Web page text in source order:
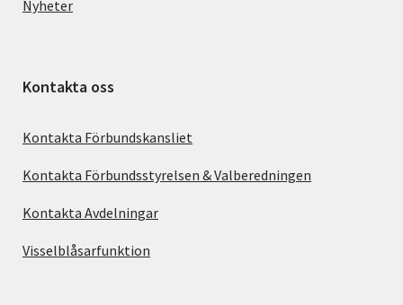
Nyheter
Kontakta oss
Kontakta Förbundskansliet
Kontakta Förbundsstyrelsen & Valberedningen
Kontakta Avdelningar
Visselblåsarfunktion